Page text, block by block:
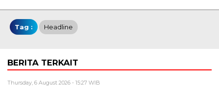
Tag : Headline
BERITA TERKAIT
Thursday, 6 August 2026 - 15:27 WIB